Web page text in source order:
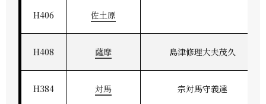
H406 佐土原
H408 薩摩 島津修理大夫茂久
H384 対馬 宗対馬守義達